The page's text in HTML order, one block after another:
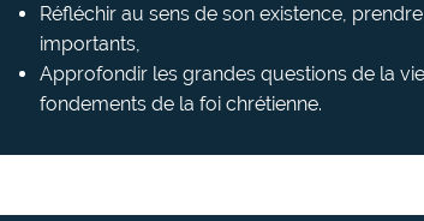
Réfléchir au sens de son existence,
importants,
Approfondir les grandes questions de la
fondements de la foi chrétienne.